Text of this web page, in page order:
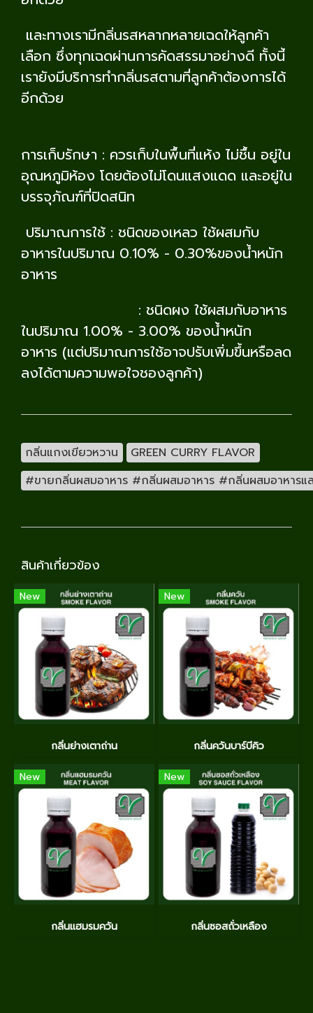
และทางเรามีกลิ่นรสหลากหลายเฉดให้ลูกค้า
เลือก ซึ่งทุกเฉดผ่านการคัดสรรมาอย่างดี ทั้งนี้
เรายังมีบริการทำกลิ่นรสตามที่ลูกค้าต้องการได้
อีกด้วย
การเก็บรักษา : ควรเก็บในพื้นที่แห้ง ไม่ชื้น อยู่ใน
อุณหภูมิห้อง โดยต้องไม่โดนแสงแดด และอยู่ใน
บรรจุภัณฑ์ที่ปิดสนิท
ปริมาณการใช้ : ชนิดของเหลว ใช้ผสมกับ
อาหารในปริมาณ 0.10% - 0.30%ของน้ำหนัก
อาหาร
: ชนิดผง ใช้ผสมกับอาหาร
ในปริมาณ 1.00% - 3.00% ของน้ำหนัก
อาหาร (แต่ปริมาณการใช้อาจปรับเพิ่มขึ้นหรือลด
ลงได้ตามความพอใจชองลูกค้า)
กลิ่นแกงเขียวหวาน
GREEN CURRY FLAVOR
#ขายกลิ่นผสมอาหาร #กลิ่นผสมอาหาร #กลิ่นผสมอาหารแ
สินค้าเกี่ยวข้อง
New
กลิ่นย่างเตาถ่าน
New
กลิ่นควันบาร์บีคิว
New
กลิ่นแฮมรมควัน
New
กลิ่นซอสถั่วเหลือง